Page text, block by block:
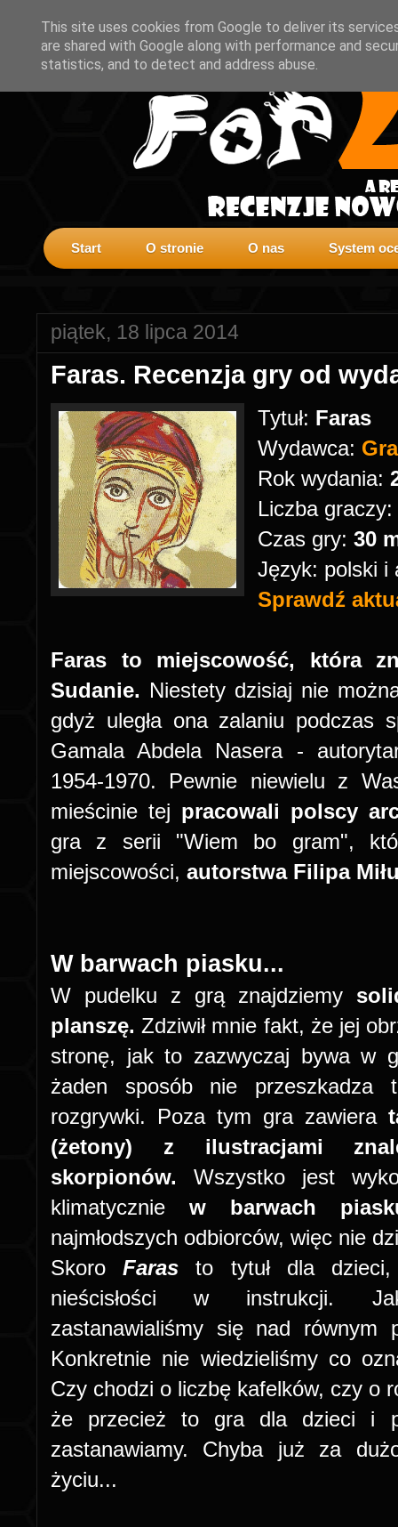
Start O stronie O nas System
piątek, 18 lipca 2014
Faras. Recenzja gry od
Tytuł: Faras
Wydawca:
Rok wydania:
Liczba graczy:
Czas gry: 30
Język: polski i
Sprawdź
Faras to miejscowość, która
Sudanie. Niestety dzisiaj nie
gdyż uległa ona zalaniu podczas
Gamala Abdela Nasera -
1954-1970. Pewnie niewielu z
mieścinie tej pracowali polscy
gra z serii "Wiem bo gram",
miejscowości, autorstwa Filipa
W barwach piasku...
W pudelku z grą znajdziemy
planszę. Zdziwił mnie fakt, że jej
stronę, jak to zazwyczaj bywa w
żaden sposób nie przeszkadza
rozgrywki. Poza tym gra zawiera
(żetony) z ilustracjami
skorpionów. Wszystko jest
klimatycznie w barwach
najmłodszych odbiorców, więc nie
SkoroFarasto tytuł dla
nieścisłości w instrukcji.
zastanawialiśmy się nad równym
Konkretnie nie wiedzieliśmy co
Czy chodzi o liczbę kafelków, czy o
że przecież to gra dla dzieci i
zastanawiamy. Chyba już za
życiu...
This site uses cookies from Google to deliver its
are shared with Google along with performance and
statistics, and to detect and address abuse.